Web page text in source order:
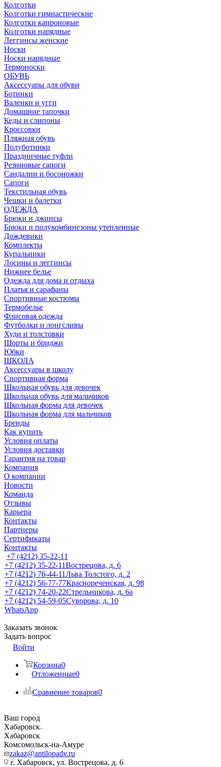
Колготки
Колготки гимнастические
Колготки капроновые
Колготки нарядные
Леггинсы женские
Носки
Носки нарядные
Термоноски
ОБУВЬ
Аксессуары для обуви
Ботинки
Валенки и угги
Домашние тапочки
Кеды и слипоны
Кроссовки
Пляжная обувь
Полуботинки
Праздничные туфли
Резиновые сапоги
Сандалии и босоножки
Сапоги
Текстильная обувь
Чешки и балетки
ОДЕЖДА
Брюки и джинсы
Брюки и полукомбинезоны утепленные
Дождевики
Комплекты
Купальники
Лосины и леггинсы
Нижнее белье
Одежда для дома и отдыха
Платья и сарафаны
Спортивные костюмы
Термобелье
Флисовая одежда
Футболки и лонгсливы
Худи и толстовки
Шорты и бриджи
Юбки
ШКОЛА
Аксессуары в школу
Спортивная форма
Школьная обувь для девочек
Школьная обувь для мальчиков
Школьная форма для девочек
Школьная форма для мальчиков
Бренды
Как купить
Условия оплаты
Условия доставки
Гарантия на товар
Компания
О компании
Новости
Команда
Отзывы
Карьера
Контакты
Партнеры
Сертификаты
Контакты
+7 (4212) 35-22-11
+7 (4212) 35-22-11Вострецова, д. 6
+7 (4212) 76-44-11Льва Толстого, д. 2
+7 (4212) 56-77-77Краснореченская, д. 98
+7 (4212) 74-20-22Стрельникова, д. 6а
+7 (4212) 54-59-05Суворова, д. 10
WhatsApp
Заказать звонок
Задать вопрос
Войти
Корзина0
Отложенные0
Сравнение товаров0
Ваш город
Хабаровск
Хабаровск
Комсомольск-на-Амуре
zakaz@antilopadv.ru
г. Хабаровск, ул. Вострецова, д. 6